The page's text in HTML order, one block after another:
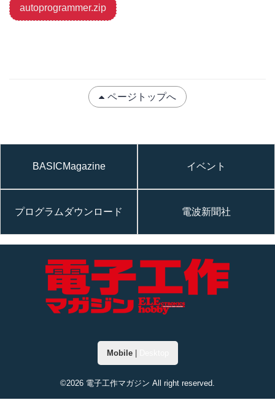
autoprogrammer.zip
ページトップへ
BASICMagazine イベント
プログラムダウンロード 電波新聞社
Mobile|
©2026 電子工作マガジン All right reserved.